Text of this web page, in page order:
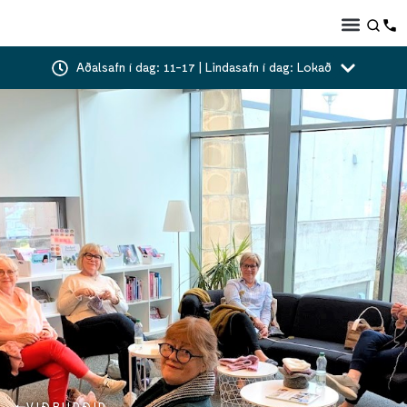
Aðalsafn í dag: 11-17 | Lindasafn í dag: Lokað